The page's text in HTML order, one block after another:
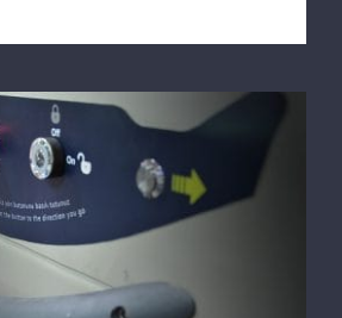
merdiven asansörü